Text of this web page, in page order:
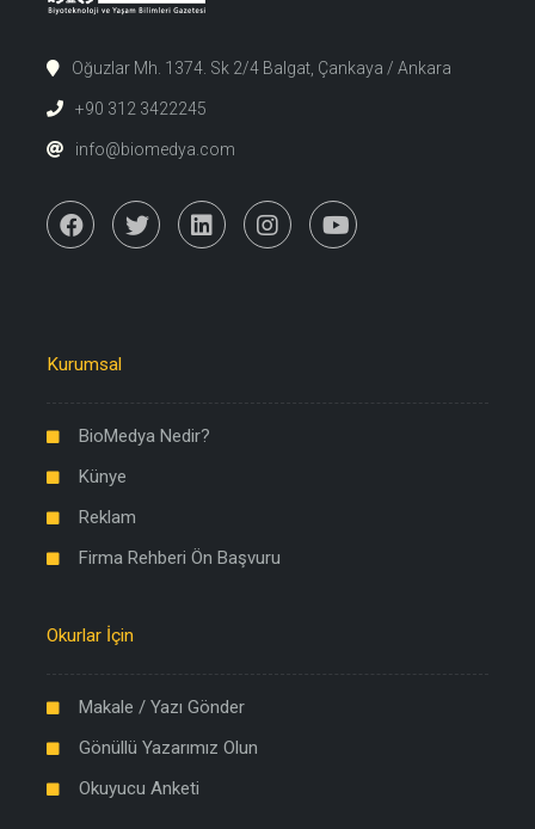
Oğuzlar Mh. 1374. Sk 2/4 Balgat, Çankaya / Ankara
+90 312 3422245
info@biomedya.com
Kurumsal
BioMedya Nedir?
Künye
Reklam
Firma Rehberi Ön Başvuru
Okurlar İçin
Makale / Yazı Gönder
Gönüllü Yazarımız Olun
Okuyucu Anketi